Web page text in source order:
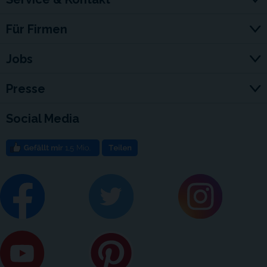
Für Firmen
Jobs
Presse
Social Media